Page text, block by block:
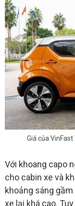
Giá của
Với khoang capo
cho cabin xe và
khoảng sáng
xe lại khá cao.